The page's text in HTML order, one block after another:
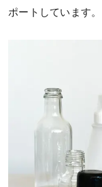
ポートしています。